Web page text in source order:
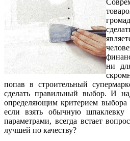
ни
попав в строительный
сделать правильный выбор. И
определяющим критерием выбора
если взять обычную
параметрами, всегда встает
лучшей по качеству?